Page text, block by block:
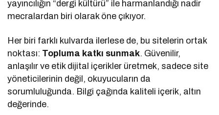
yayıncılığın “dergi kültürü” ile harmanlandığı nadir
mecralardan biri olarak öne çıkıyor.
Her biri farklı kulvarda ilerlese de, bu sitelerin ortak
noktası: Topluma katkı sunmak. Güvenilir,
anlaşılır ve etik dijital içerikler üretmek, sadece site
yöneticilerinin değil, okuyucuların da
sorumluluğunda. Bilgi çağında kaliteli içerik, altın
değerinde.